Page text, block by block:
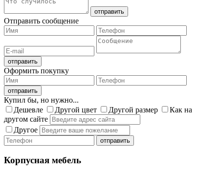
Отправить сообщение
Оформить покупку
Купил бы, но нужно...
Дешевле
Другой цвет Другой размер
Как на
другом сайте
Другое
Корпусная мебель